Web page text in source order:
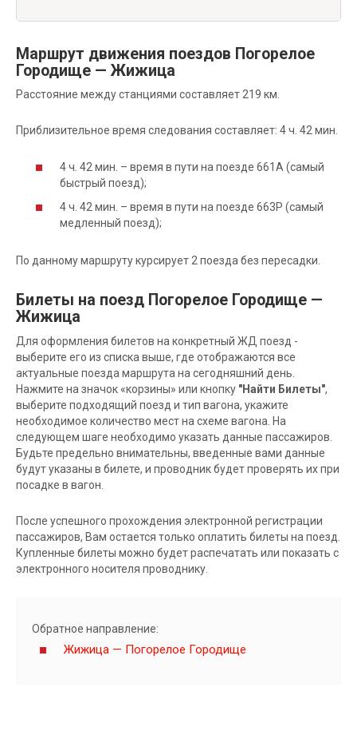
Маршрут движения поездов Погорелое
Городище — Жижица
Расстояние между станциями составляет 219 км.
Приблизительное время следования составляет: 4 ч. 42 мин.
4 ч. 42 мин. – время в пути на поезде 661А (самый
быстрый поезд);
4 ч. 42 мин. – время в пути на поезде 663Р (самый
медленный поезд);
По данному маршруту курсирует 2 поезда без пересадки.
Билеты на поезд Погорелое Городище —
Жижица
Для оформления билетов на конкретный ЖД поезд -
выберите его из списка выше, где отображаются все
актуальные поезда маршрута на сегодняшний день.
Нажмите на значок «корзины» или кнопку "Найти Билеты",
выберите подходящий поезд и тип вагона, укажите
необходимое количество мест на схеме вагона. На
следующем шаге необходимо указать данные пассажиров.
Будьте предельно внимательны, введенные вами данные
будут указаны в билете, и проводник будет проверять их при
посадке в вагон.
После успешного прохождения электронной регистрации
пассажиров, Вам остается только оплатить билеты на поезд.
Купленные билеты можно будет распечатать или показать с
электронного носителя проводнику.
Обратное направление:
Жижица — Погорелое Городище